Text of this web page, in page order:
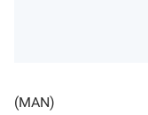
(MAN)